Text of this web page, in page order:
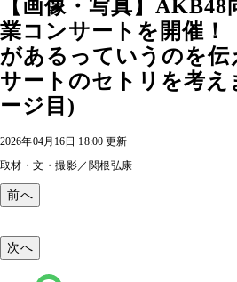
【画像・写真】
業コンサートを開催！
があるっていうのを伝
サートのセトリを考え
ージ目)
2026年04月16日 18:00 更新
取材・文・撮影／関根弘康
前へ
次へ